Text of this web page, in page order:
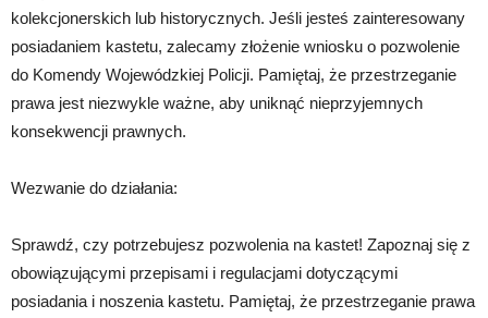
kolekcjonerskich lub historycznych. Jeśli jesteś zainteresowany
posiadaniem kastetu, zalecamy złożenie wniosku o pozwolenie
do Komendy Wojewódzkiej Policji. Pamiętaj, że przestrzeganie
prawa jest niezwykle ważne, aby uniknąć nieprzyjemnych
konsekwencji prawnych.
Wezwanie do działania:
Sprawdź, czy potrzebujesz pozwolenia na kastet! Zapoznaj się z
obowiązującymi przepisami i regulacjami dotyczącymi
posiadania i noszenia kastetu. Pamiętaj, że przestrzeganie prawa